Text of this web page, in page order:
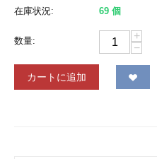
在庫状況: 69 個
数量:
+
−
カートに追加